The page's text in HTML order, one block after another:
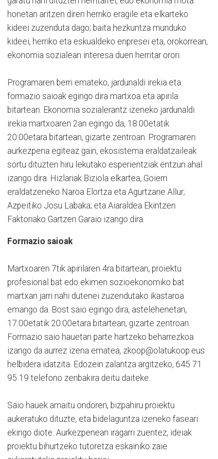
honetan aritzen diren herriko eragile eta elkarteko
kideei zuzenduta dago; baita hezkuntza munduko
kideei, herriko eta eskualdeko enpresei eta, orokorrean,
ekonomia sozialean interesa duen herritar orori.
Programaren berri emateko, jardunaldi irekia eta
formazio saioak egingo dira martxoa eta apirila
bitartean. Ekonomia sozialerantz izeneko jardunaldi
irekia martxoaren 2an egingo da, 18:00etatik
20:00etara bitartean, gizarte zentroan. Programaren
aurkezpena egiteaz gain, ekosistema eraldatzaileak
sortu dituzten hiru lekutako esperientziak entzun ahal
izango dira. Hizlariak Biziola elkartea, Goierri
eraldatzeneko Naroa Elortza eta Agurtzane Allur;
Azpeitiko Josu Labaka; eta Aiaraldea Ekintzen
Faktoriako Gartzen Garaio izango dira.
Formazio saioak
Martxoaren 7tik apirilaren 4ra bitartean, proiektu
profesional bat edo ekimen sozioekonomiko bat
martxan jarri nahi dutenei zuzendutako ikastaroa
emango da. Bost saio egingo dira, astelehenetan,
17:00etatik 20:00etara bitartean, gizarte zentroan.
Formazio saio hauetan parte hartzeko beharrezkoa
izango da aurrez izena ematea, zkoop@olatukoop.eus
helbidera idatzita. Edozein zalantza argitzeko, 645 71
95 19 telefono zenbakira deitu daiteke.
Saio hauek amaitu ondoren, bizpahiru proiektu
aukeratuko dituzte, eta bidelaguntza izeneko faseari
ekingo diote. Aurkezpenean iragarri zuentez, ideiak
proiektu bihurtzeko tutoretza eskainiko zaie